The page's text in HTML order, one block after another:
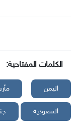
الكلمات المفتاحية:
اليمن
السعودية